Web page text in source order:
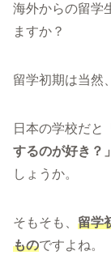
海外からの留学
ますか？
留学初期は当然
日本の学校だと
するのが好き？」
しょうか。
そもそも、 留学
ものですよね。